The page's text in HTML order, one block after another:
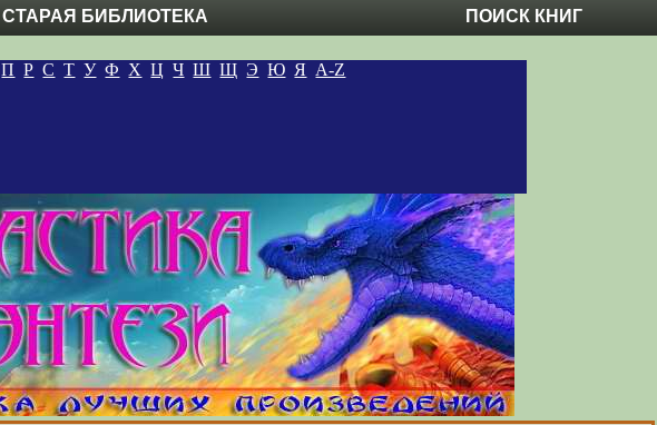
СТАРАЯ БИБЛИОТЕКА ПОИСК КНИГ
П Р С Т У Ф Х Ц Ч Ш Щ Э Ю Я A-Z